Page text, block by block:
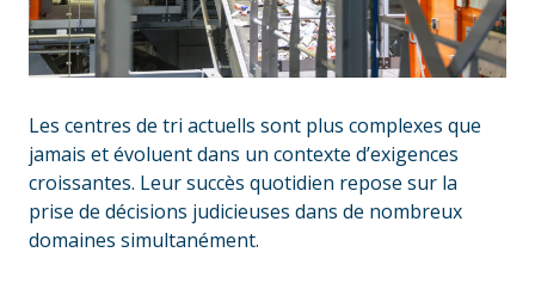
Les centres de tri actuells sont plus complexes que
jamais et évoluent dans un contexte d’exigences
croissantes. Leur succès quotidien repose sur la
prise de décisions judicieuses dans de nombreux
domaines simultanément.